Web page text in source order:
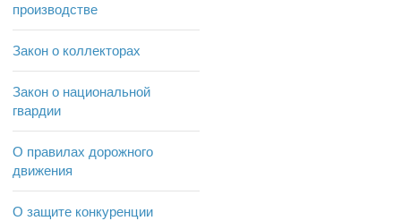
производстве
Закон о коллекторах
Закон о национальной
гвардии
О правилах дорожного
движения
О защите конкуренции